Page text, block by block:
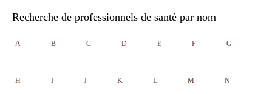
Recherche de professionnels de santé par nom
A B C D E F G
H I J K L M N